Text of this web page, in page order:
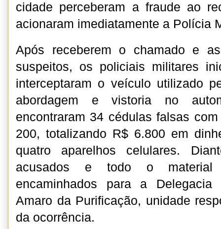
cidade perceberam a fraude ao
acionaram imediatamente a Polícia
Após receberem o chamado e
suspeitos, os policiais militares
interceptaram o veículo utilizado
abordagem e vistoria no
encontraram 34 cédulas falsas
200, totalizando R$ 6.800 em
quatro aparelhos celulares.
acusados e todo o material
encaminhados para a Delegacia
Amaro da Purificação, unidade
da ocorrência.